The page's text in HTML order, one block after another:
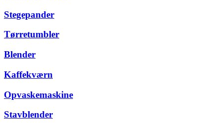
Stegepander
Tørretumbler
Blender
Kaffekværn
Opvaskemaskine
Stavblender